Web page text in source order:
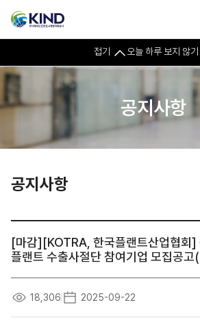
접기 오늘 하루 보지 않기
공지사항
공지사항
[마감][KOTRA, 한국플랜트산업협회]
플랜트 수출사절단 참여기업 모집공
18,306 2025-09-22